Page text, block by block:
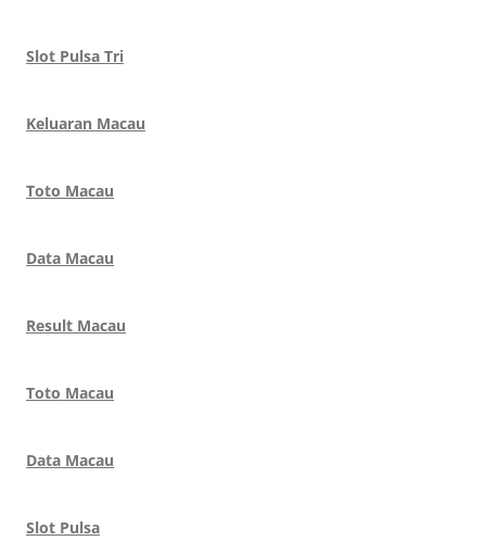
Slot Pulsa Tri
Keluaran Macau
Toto Macau
Data Macau
Result Macau
Toto Macau
Data Macau
Slot Pulsa